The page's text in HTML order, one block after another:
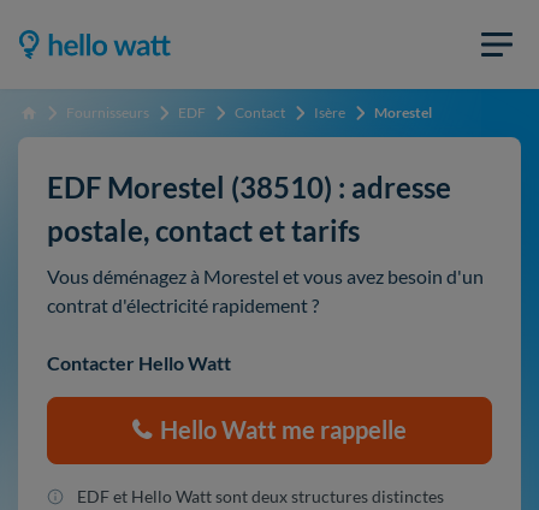
Accueil Fournisseurs EDF Contact Isère Morestel
EDF Morestel (38510) : adresse
postale, contact et tarifs
Vous déménagez à Morestel et vous avez besoin d'un
contrat d'électricité rapidement ?
Contacter Hello Watt
Hello Watt me rappelle
EDF et Hello Watt sont deux structures distinctes